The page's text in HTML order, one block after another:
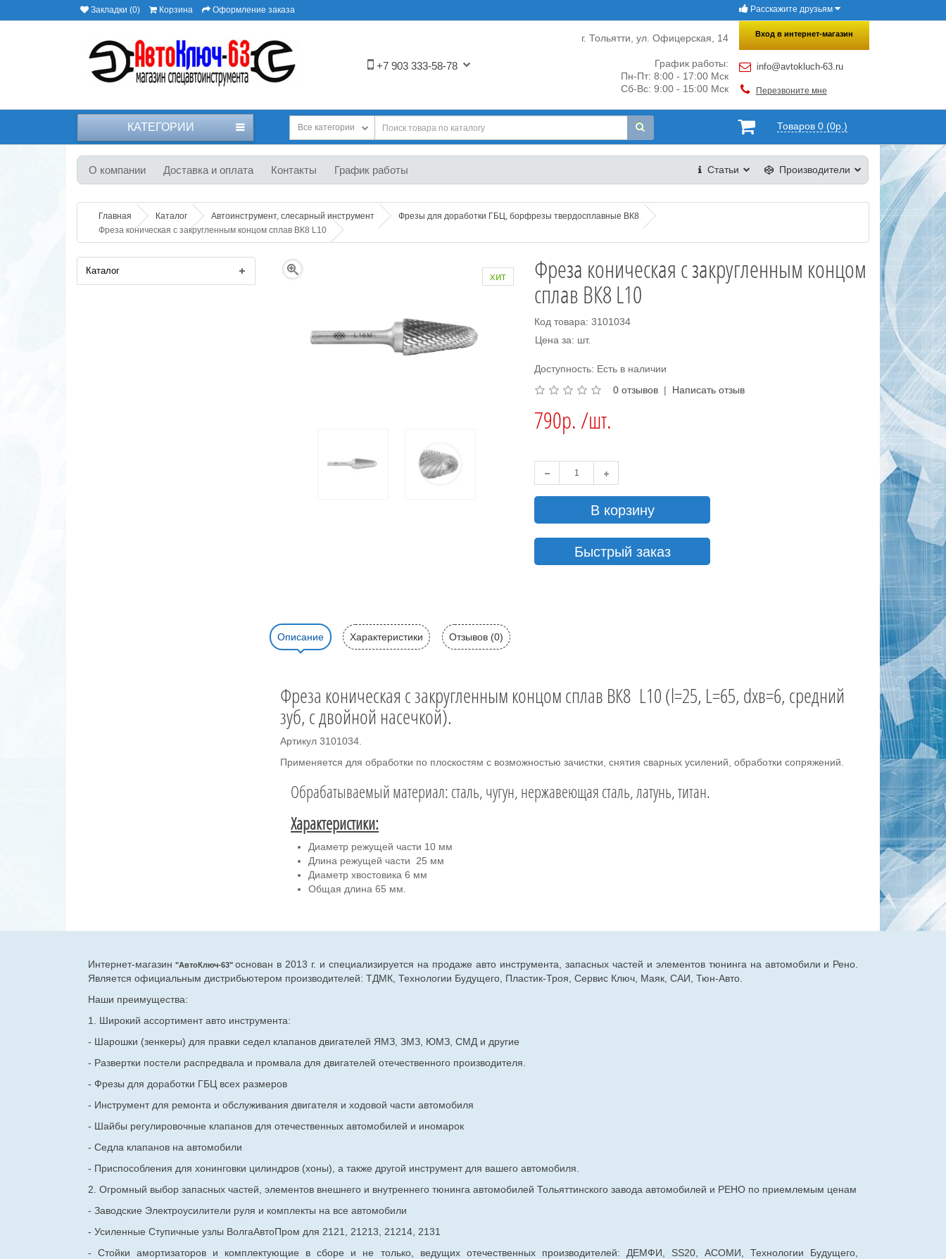
×
Закладки (0) Корзина Оформление заказа Расскажите друзьям
+7 903 333-58-78
Вход в интернет-магазин
info@avtokluch-63.ru
Перезвоните мне
г. Тольятти, ул. Офицерская, 14
График работы:
Пн-Пт: 8:00 - 17:00 Мск
Сб-Вс: 9:00 - 15:00 Мск
КАТЕГОРИИ Товаров 0 (0р.)
Все категории
О компании Доставка и оплата Контакты График работы Производители
Статьи
Главная Каталог Автоинструмент, слесарный инструмент
Фрезы для доработки ГБЦ, борфрезы твердосплавные ВК8
Фреза коническая с закругленным концом сплав ВК8 L10
Каталог хит
Фреза коническая с закругленным концом
сплав ВК8 L10
Код товара: 3101034
Цена за: шт.
Доступность: Есть в наличии
0 отзывов | Написать отзыв
790р. /шт.
В корзину
Быстрый заказ
Описание Характеристики Отзывов (0)
Фреза коническая с закругленным концом сплав ВК8 L10 (l=25, L=65, dхв=6, средний
зуб, с двойной насечкой).
Артикул 3101034.
Применяется для обработки по плоскостям с возможностью зачистки, снятия сварных усилений, обработки сопряжений.
Обрабатываемый материал: сталь, чугун, нержавеющая сталь, латунь, титан.
Характеристики:
Диаметр режущей части 10 мм
Длина режущей части 25 мм
Диаметр хвостовика 6 мм
Общая длина 65 мм.
Интернет-магазин "АвтоКлюч-63"основан в 2013 г. и специализируется на продаже авто инструмента, запасных частей и элементов тюнинга на автомобили и Рено.
Является официальным дистрибьютером производителей: ТДМК, Технологии Будущего, Пластик-Троя, Сервис Ключ, Маяк, САИ, Тюн-Авто.
Наши преимущества:
1. Широкий ассортимент авто инструмента:
- Шарошки (зенкеры) для правки седел клапанов двигателей ЯМЗ, ЗМЗ, ЮМЗ, СМД и другие
- Развертки постели распредвала и промвала для двигателей отечественного производителя.
- Фрезы для доработки ГБЦ всех размеров
- Инструмент для ремонта и обслуживания двигателя и ходовой части автомобиля
- Шайбы регулировочные клапанов для отечественныхавтомобилей и иномарок
- Седла клапанов на автомобили
- Приспособления для хонинговки цилиндров (хоны), а также другой инструмент для вашего автомобиля.
2. Огромный выбор запасных частей, элементов внешнего и внутреннего тюнинга автомобилей Тольяттинского завода автомобилей и РЕНО по приемлемым ценам
- Заводские Электроусилители руля и комплекты на все автомобили
- Усиленные Ступичные узлы ВолгаАвтоПром для 2121, 21213, 21214, 2131
- Стойки амортизаторов и комплектующие в сборе и не только, ведущих отечественных производителей: ДЕМФИ, SS20, АСОМИ, Технологии Будущего,